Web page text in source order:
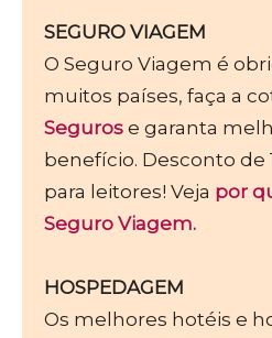
SEGURO VIAGEM
O Seguro Viagem é
muitos países, faça a
Seguros e garanta
benefício. Desconto de
para leitores! Veja por
Seguro Viagem.
HOSPEDAGEM
Os melhores hotéis e